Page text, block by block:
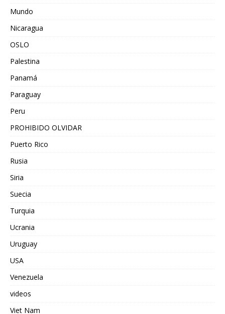
Mundo
Nicaragua
OSLO
Palestina
Panamá
Paraguay
Peru
PROHIBIDO OLVIDAR
Puerto Rico
Rusia
Siria
Suecia
Turquia
Ucrania
Uruguay
USA
Venezuela
videos
Viet Nam